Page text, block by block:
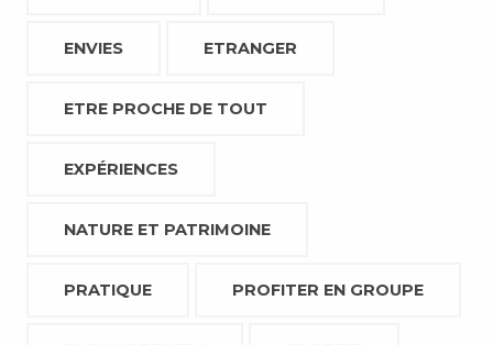
ENVIES ETRANGER
ETRE PROCHE DE TOUT
EXPÉRIENCES
NATURE ET PATRIMOINE
PRATIQUE PROFITER EN GROUPE